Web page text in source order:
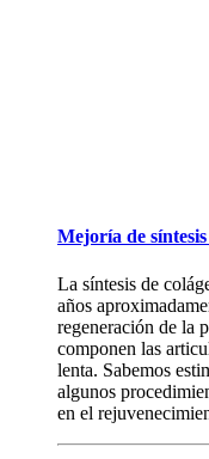
Mejoría de
La síntesis de
años
regeneración de la
componen las
lenta. Sabemos
algunos
en el